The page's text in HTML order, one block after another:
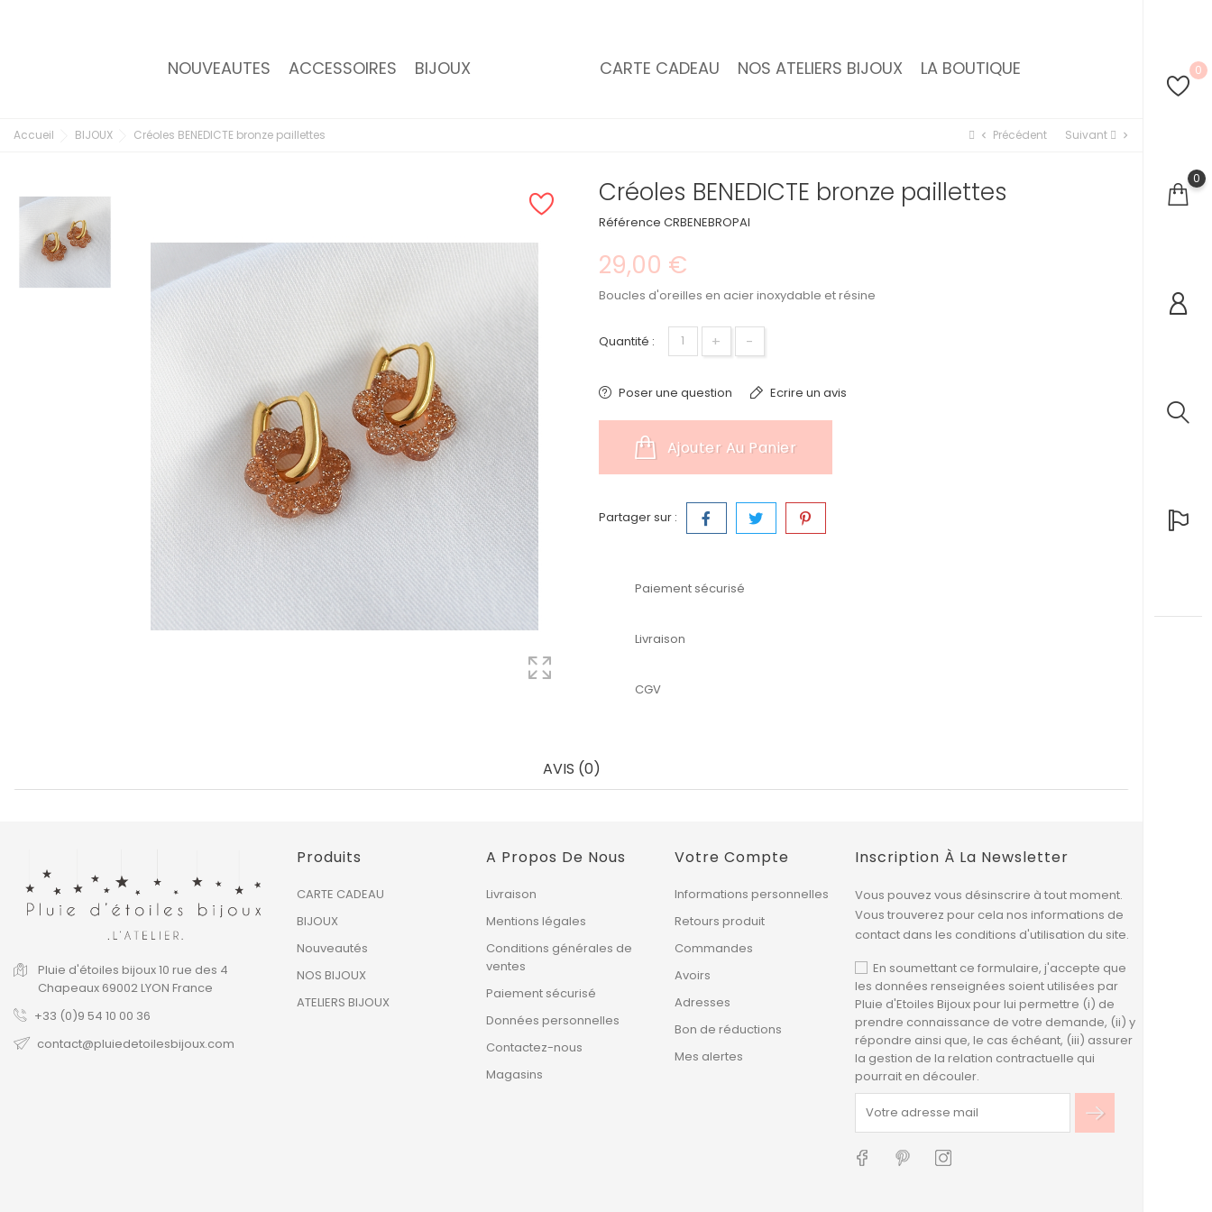
0
0
NOUVEAUTES ACCESSOIRES BIJOUX CARTE CADEAU NOS ATELIERS BIJOUX LA BOUTIQUE
Accueil BIJOUX Créoles BENEDICTE bronze paillettes chevron_left Précédent Suivant chevron_right
Créoles BENEDICTE bronze paillettes
Référence CRBENEBROPAI
29,00 €
Boucles d'oreilles en acier inoxydable et résine
Quantité : + -
Poser une question Ecrire un avis
Ajouter Au Panier
Partager sur :
Paiement sécurisé
Livraison
CGV
AVIS (0)
Pluie d'étoiles bijoux10 rue des 4
Chapeaux 69002 LYON France
+33 (0)9 54 10 00 36
contact@pluiedetoilesbijoux.com
Produits
CARTE CADEAU
BIJOUX
Nouveautés
NOS BIJOUX
ATELIERS BIJOUX
A Propos De Nous
Livraison
Mentions légales
Conditions générales de
ventes
Paiement sécurisé
Données personnelles
Contactez-nous
Magasins
Votre Compte
Informations personnelles
Retours produit
Commandes
Avoirs
Adresses
Bon de réductions
Mes alertes
Inscription À La Newsletter
Vous pouvez vous désinscrire à tout moment.
Vous trouverez pour cela nos informations de
contact dans les conditions d'utilisation du site.
En soumettant ce formulaire, j'accepte que
les données renseignées soient utilisées par
Pluie d'Etoiles Bijoux pour lui permettre (i) de
prendre connaissance de votre demande, (ii) y
répondre ainsi que, le cas échéant, (iii) assurer
la gestion de la relation contractuelle qui
pourrait en découler.